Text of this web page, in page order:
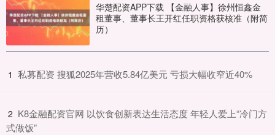
华楚配资APP下载 【金融人事】徐州恒鑫金
租董事、董事长王开红任职资格获核准（附简
历）
1 ​私募配资 搜狐2025年营收5.84亿美元 亏损大幅收窄近40%
2 ​K8金融配资官网 以饮食创新表达生活态度 年轻人爱上“冷门方
式做饭”